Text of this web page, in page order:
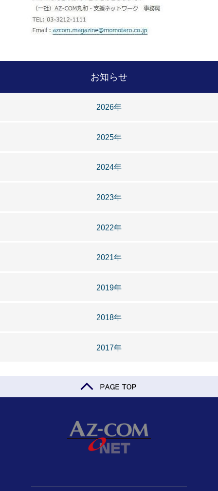
お知らせ
2026年
2025年
2024年
2023年
2022年
2021年
2019年
2018年
2017年